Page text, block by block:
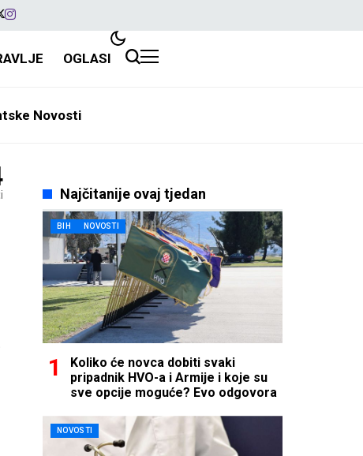
OGLASI
Novosti
Najčitanije ovaj tjedan
BIH NOVOSTI
Koliko će novca dobiti svaki
pripadnik HVO-a i Armije i koje su
sve opcije moguće? Evo odgovora
NOVOSTI